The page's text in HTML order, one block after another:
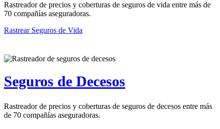
Rastreador de precios y coberturas de seguros de vida entre más de
70 compañías aseguradoras.
Rastrear Seguros de Vida
Seguros de Decesos
Rastreador de precios y coberturas de seguros de decesos entre más
de 70 compañías aseguradoras.